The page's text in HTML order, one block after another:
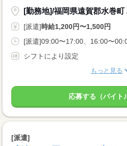
[勤務地]/福岡県遠賀郡水巻町
[派遣]時給1,200円〜1,500円
[派遣]09:00〜17:00、16:00〜
シフトにより設定
もっと見る
応募する（バイト
[派遣]